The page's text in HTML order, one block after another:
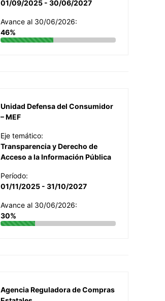
01/09/2025 - 30/06/2027
Avance al 30/06/2026:
46%
Unidad Defensa del Consumidor
– MEF
Eje temático:
Transparencia y Derecho de
Acceso a la Información Pública
Período:
01/11/2025 - 31/10/2027
Avance al 30/06/2026:
30%
Agencia Reguladora de Compras